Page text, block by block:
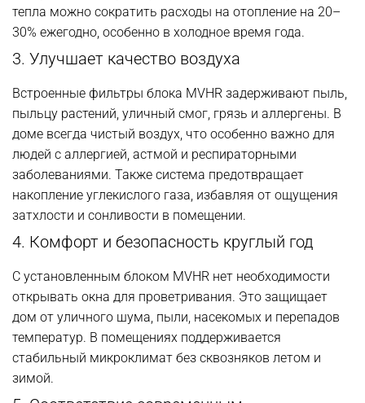
тепла можно сократить расходы на отопление на 20–
30% ежегодно, особенно в холодное время года.
3. Улучшает качество воздуха
Встроенные фильтры блока MVHR задерживают пыль,
пыльцу растений, уличный смог, грязь и аллергены. В
доме всегда чистый воздух, что особенно важно для
людей с аллергией, астмой и респираторными
заболеваниями. Также система предотвращает
накопление углекислого газа, избавляя от ощущения
затхлости и сонливости в помещении.
4. Комфорт и безопасность круглый год
С установленным блоком MVHR нет необходимости
открывать окна для проветривания. Это защищает
дом от уличного шума, пыли, насекомых и перепадов
температур. В помещениях поддерживается
стабильный микроклимат без сквозняков летом и
зимой.